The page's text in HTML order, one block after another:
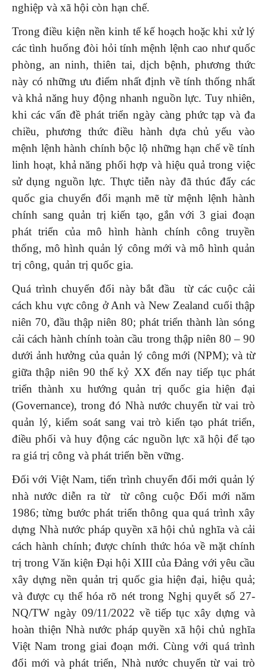
nghiệp và xã hội còn hạn chế.
Trong điều kiện nền kinh tế kế hoạch hoặc khi xử lý
các tình huống đòi hỏi tính mệnh lệnh cao như quốc
phòng, an ninh, thiên tai, dịch bệnh, phương thức
này có những ưu điểm nhất định về tính thống nhất
và khả năng huy động nhanh nguồn lực. Tuy nhiên,
khi các vấn đề phát triển ngày càng phức tạp và đa
chiều, phương thức điều hành dựa chủ yếu vào
mệnh lệnh hành chính bộc lộ những hạn chế về tính
linh hoạt, khả năng phối hợp và hiệu quả trong việc
sử dụng nguồn lực. Thực tiễn này đã thúc đẩy các
quốc gia chuyển đổi mạnh mẽ từ mệnh lệnh hành
chính sang quản trị kiến tạo, gắn với 3 giai đoạn
phát triển của mô hình hành chính công truyền
thống, mô hình quản lý công mới và mô hình quản
trị công, quản trị quốc gia.
Quá trình chuyển đổi này bắt đầu từ các cuộc cải
cách khu vực công ở Anh và New Zealand cuối thập
niên 70, đầu thập niên 80; phát triển thành làn sóng
cải cách hành chính toàn cầu trong thập niên 80 – 90
dưới ảnh hưởng của quản lý công mới (NPM); và từ
giữa thập niên 90 thế kỷ XX đến nay tiếp tục phát
triển thành xu hướng quản trị quốc gia hiện đại
(Governance), trong đó Nhà nước chuyển từ vai trò
quản lý, kiểm soát sang vai trò kiến tạo phát triển,
điều phối và huy động các nguồn lực xã hội để tạo
ra giá trị công và phát triển bền vững.
Đối với Việt Nam, tiến trình chuyển đổi mới quản lý
nhà nước diễn ra từ từ công cuộc Đổi mới năm
1986; từng bước phát triển thông qua quá trình xây
dựng Nhà nước pháp quyền xã hội chủ nghĩa và cải
cách hành chính; được chính thức hóa về mặt chính
trị trong Văn kiện Đại hội XIII của Đảng với yêu cầu
xây dựng nền quản trị quốc gia hiện đại, hiệu quả;
và được cụ thể hóa rõ nét trong Nghị quyết số 27-
NQ/TW ngày 09/11/2022 về tiếp tục xây dựng và
hoàn thiện Nhà nước pháp quyền xã hội chủ nghĩa
Việt Nam trong giai đoạn mới. Cùng với quá trình
đổi mới và phát triển, Nhà nước chuyển từ vai trò